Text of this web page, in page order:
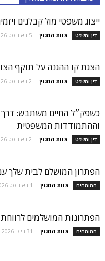
ייצוג משפטי מול קבלנים
דין ומשפט צוות המגזין - 5 באוגוסט 2026
הצגת קו ההגנה על תוקף
דין ומשפט צוות המגזין - 2 באוגוסט 2026
כשפק״ל החיים משתבש: דרך
וההתמודדות המשפטית
דין ומשפט צוות המגזין - 2 באוגוסט 2026
הפתרון המושלם לבית שלך
המומחים צוות המגזין - 1 באוגוסט 2026
הפתרונות המושלמים
המומחים צוות המגזין - 31 ביולי 2026